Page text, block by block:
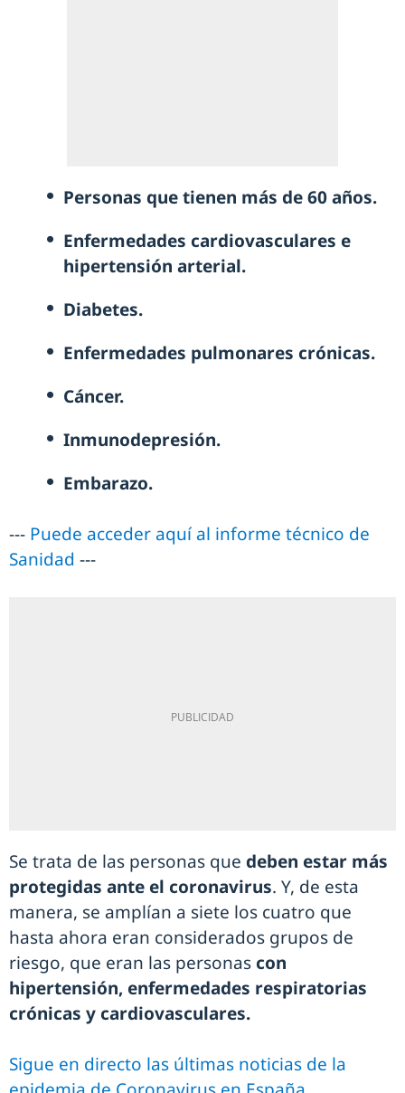
Personas que tienen más de 60 años.
Enfermedades cardiovasculares e
hipertensión arterial.
Diabetes.
Enfermedades pulmonares crónicas.
Cáncer.
Inmunodepresión.
Embarazo.
--- Puede acceder aquí al informe técnico de
Sanidad ---
Se trata de las personas que deben estar más
protegidas ante el coronavirus. Y, de esta
manera, se amplían a siete los cuatro que
hasta ahora eran considerados grupos de
riesgo, que eran las personas con
hipertensión, enfermedades respiratorias
crónicas y cardiovasculares.
Sigue en directo las últimas noticias de la